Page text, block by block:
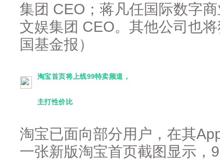
集团 CEO；蒋凡任国际数字
文娱集团 CEO。其他公司也
国基金报）
淘宝首页将上线99特卖频道，
主打性价比
淘宝已面向部分用户，在其
一张新版淘宝首页截图显示，